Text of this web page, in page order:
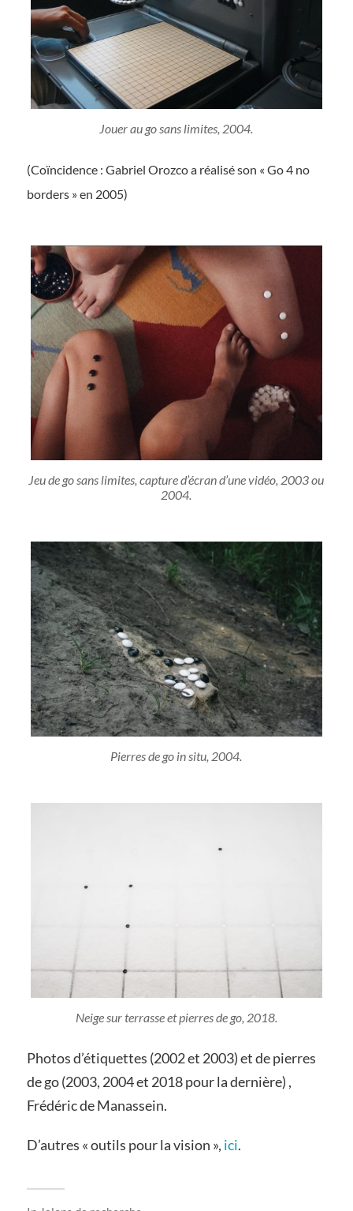
Jouer au go sans limites, 2004.
(Coïncidence : Gabriel Orozco a réalisé son « Go 4 no
borders » en 2005)
Jeu de go sans limites, capture d’écran d’une vidéo, 2003 ou
2004.
Pierres de go in situ, 2004.
Neige sur terrasse et pierres de go, 2018.
Photos d’étiquettes (2002 et 2003) et de pierres
de go (2003, 2004 et 2018 pour la dernière) ,
Frédéric de Manassein.
D’autres « outils pour la vision », ici.